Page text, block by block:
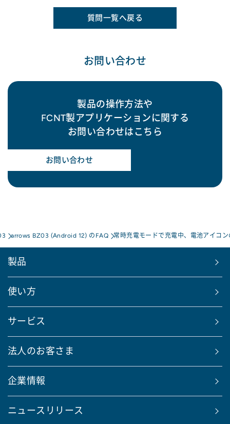
質問一覧へ戻る
お問い合わせ
製品の操作方法や
FCNT製アプリケーションに関する
お問い合わせはこちら
お問い合わせ
arrows BZ03 (Android 12) のFAQ 常時充電モードで充電中、電池アイコ
製品
使い方
サービス
法人のお客さま
企業情報
ニュースリリース